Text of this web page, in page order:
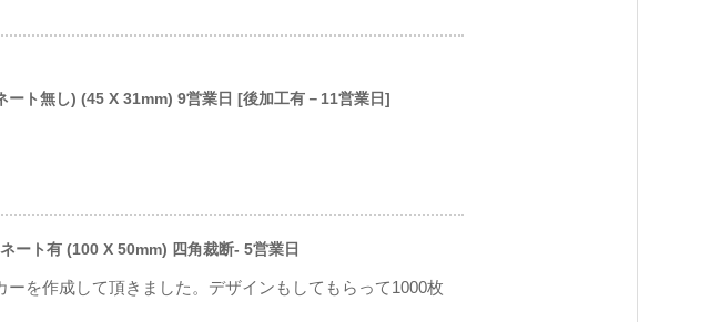
ト無し) (45 X 31mm) 9営業日 [後加工有－11営業日]
ト有 (100 X 50mm) 四角裁断- 5営業日
を作成して頂きました。デザインもしてもらって1000枚